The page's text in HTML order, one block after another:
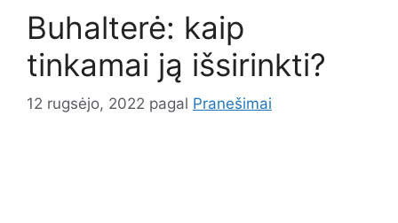
Buhalterė: kaip
tinkamai ją išsirinkti?
12 rugsėjo, 2022 pagal Pranešimai